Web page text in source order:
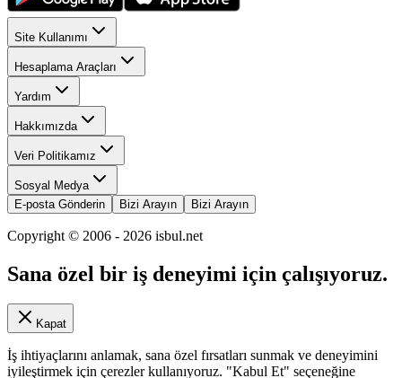
Site Kullanımı
Hesaplama Araçları
Yardım
Hakkımızda
Veri Politikamız
Sosyal Medya
E-posta Gönderin
Bizi Arayın Bizi Arayın
Copyright © 2006 - 2026 isbul.net
Sana özel bir iş deneyimi için çalışıyoruz.
Kapat
İş ihtiyaçlarını anlamak, sana özel fırsatları sunmak ve deneyimini
iyileştirmek için çerezler kullanıyoruz. "Kabul Et" seçeneğine